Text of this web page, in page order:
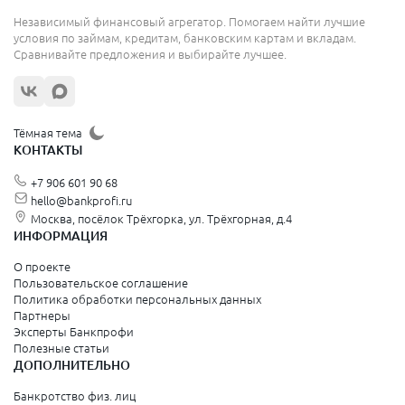
Ак-Довурак
Аксай
Алагир
Алдан
Алейск
Александровск
Александровск
Алексеевка
Алексин
Алешки
Алзамай
Амурск
Анадырь
Андреаполь
Апрелевка
Арамиль
Аргун
Ардатов
Аркадак
Независимый финансовый агрегатор. Помогаем найти лучшие
условия по займам, кредитам, банковским картам и вкладам.
Сравнивайте предложения и выбирайте лучшее.
Тёмная тема
КОНТАКТЫ
+7 906 601 90 68
hello@bankprofi.ru
Москва, посёлок Трёхгорка, ул. Трёхгорная, д.4
ИНФОРМАЦИЯ
О проекте
Пользовательское соглашение
Политика обработки персональных данных
Партнеры
Эксперты Банкпрофи
Полезные статьи
ДОПОЛНИТЕЛЬНО
Банкротство физ. лиц